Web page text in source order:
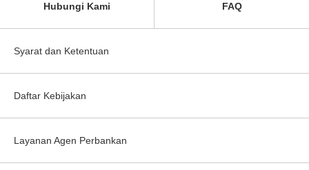
Hubungi Kami FAQ
Syarat dan Ketentuan
Daftar Kebijakan
Layanan Agen Perbankan